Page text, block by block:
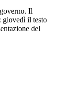
Il
giovedì il testo
del